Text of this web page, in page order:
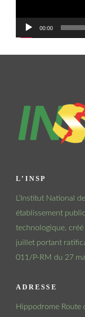
00:00
L’INSP
L’Institut National
établissement
technologique,
juillet portant
011/P-RM du 27
ADRESSE
Hippodrome Route